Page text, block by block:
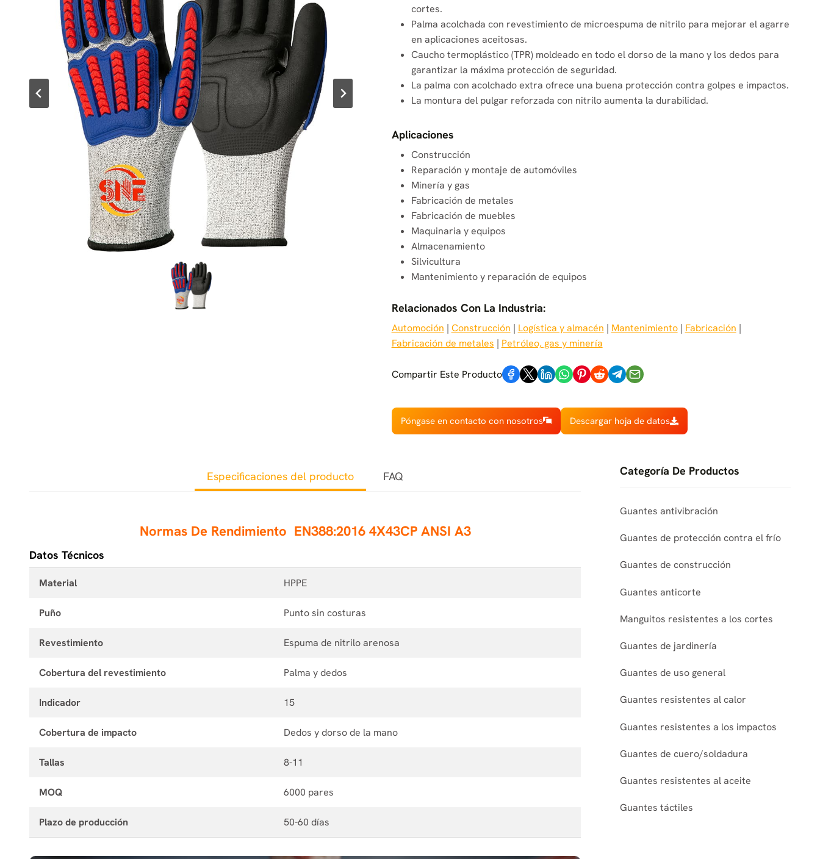
cortes.
Palma acolchada con revestimiento de microespuma de nitrilo para mejorar el agarre
en aplicaciones aceitosas.
Caucho termoplástico (TPR) moldeado en todo el dorso de la mano y los dedos para
garantizar la máxima protección de seguridad.
La palma con acolchado extra ofrece una buena protección contra golpes e impactos.
La montura del pulgar reforzada con nitrilo aumenta la durabilidad.
Aplicaciones
Construcción
Reparación y montaje de automóviles
Minería y gas
Fabricación de metales
Fabricación de muebles
Maquinaria y equipos
Almacenamiento
Silvicultura
Mantenimiento y reparación de equipos
Relacionados Con La Industria:
Automoción | Construcción | Logística y almacén | Mantenimiento | Fabricación
Fabricación de metales | Petróleo, gas y minería
Compartir Este Producto
Póngase en contacto con nosotros Descargar hoja de datos
Especificaciones del producto FAQ
Normas De Rendimiento EN388:2016 4X43CP ANSI A3
Datos Técnicos
Material HPPE
Puño Punto sin costuras
Revestimiento Espuma de nitrilo arenosa
Cobertura del revestimiento Palma y dedos
Indicador 15
Cobertura de impacto Dedos y dorso de la mano
Tallas 8-11
MOQ 6000 pares
Plazo de producción 50-60 días
Categoría De Productos
Guantes antivibración
Guantes de protección contra el frío
Guantes de construcción
Guantes anticorte
Manguitos resistentes a los cortes
Guantes de jardinería
Guantes de uso general
Guantes resistentes al calor
Guantes resistentes a los impactos
Guantes de cuero/soldadura
Guantes resistentes al aceite
Guantes táctiles